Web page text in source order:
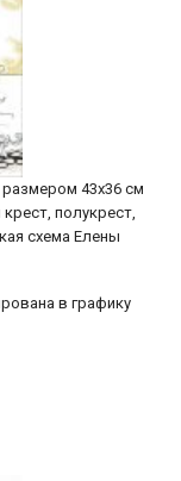
43х36 см
полукрест,
схема Елены
в графику